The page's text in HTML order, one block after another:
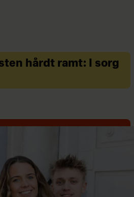
hårdt ramt: I sorg